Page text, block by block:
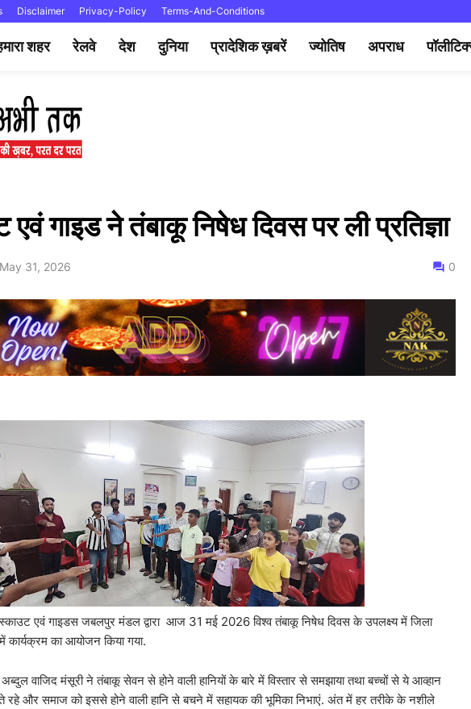
Disclaimer Privacy-Policy Terms-And-Conditions
शहर रेलवे देश दुनिया प्रादेशिक ख़बरें ज्योतिष अपराध
गाइड ने तंबाकू निषेध दिवस पर ली प्रतिज्ञा
May 31, 2026 0
एवं गाइडस जबलपुर मंडल द्वारा आज 31 मई 2026 विश्व तंबाकू निषेध दिवस के उपलक्ष्य में जिला
का आयोजन किया गया.
वाजिद मंसूरी ने तंबाकू सेवन से होने वाली हानियों के बारे में विस्तार से समझाया तथा बच्चों से ये आव्हान
रहे और समाज को इससे होने वाली हानि से बचने में सहायक की भूमिका निभाएं. अंत में हर तरीके के नशीले